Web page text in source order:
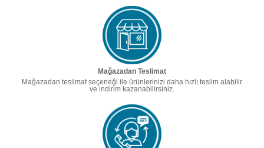
Mağazadan Teslimat
Mağazadan teslimat seçeneği ile ürünlerinizi daha hızlı teslim alabilir
ve indirim kazanabilirsiniz.